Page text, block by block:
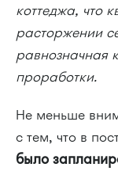
коттеджа, что
расторжении
равнозначная
проработки.
Не меньше
с тем, что в
было